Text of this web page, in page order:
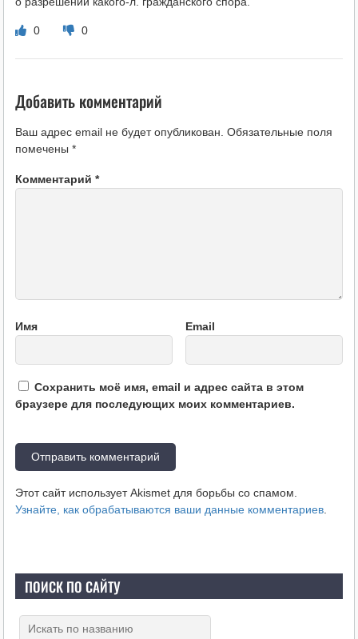
0 0
Добавить комментарий
Ваш адрес email не будет опубликован. Обязательные поля
помечены *
Комментарий *
Имя Email
Сохранить моё имя, email и адрес сайта в этом
браузере для последующих моих комментариев.
Этот сайт использует Akismet для борьбы со спамом.
Узнайте, как обрабатываются ваши данные комментариев.
ПОИСК ПО САЙТУ